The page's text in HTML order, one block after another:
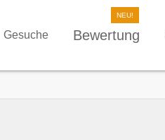
Gesuche Bewertung